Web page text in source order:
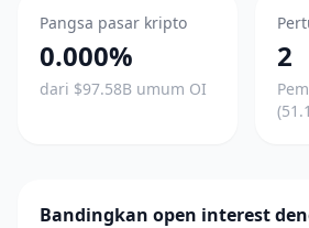
Pangsa pasar kripto
0.000%
dari $97.58B umum OI
2
Bandingkan open interest